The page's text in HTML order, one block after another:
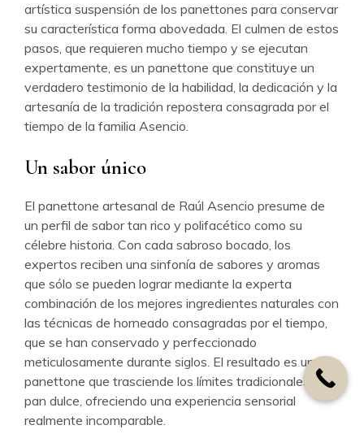
artística suspensión de los panettones para conservar
su característica forma abovedada. El culmen de estos
pasos, que requieren mucho tiempo y se ejecutan
expertamente, es un panettone que constituye un
verdadero testimonio de la habilidad, la dedicación y la
artesanía de la tradición repostera consagrada por el
tiempo de la familia Asencio.
Un sabor único
El panettone artesanal de Raúl Asencio presume de
un perfil de sabor tan rico y polifacético como su
célebre historia. Con cada sabroso bocado, los
expertos reciben una sinfonía de sabores y aromas
que sólo se pueden lograr mediante la experta
combinación de los mejores ingredientes naturales con
las técnicas de horneado consagradas por el tiempo,
que se han conservado y perfeccionado
meticulosamente durante siglos. El resultado es un
panettone que trasciende los límites tradicionales del
pan dulce, ofreciendo una experiencia sensorial
realmente incomparable.